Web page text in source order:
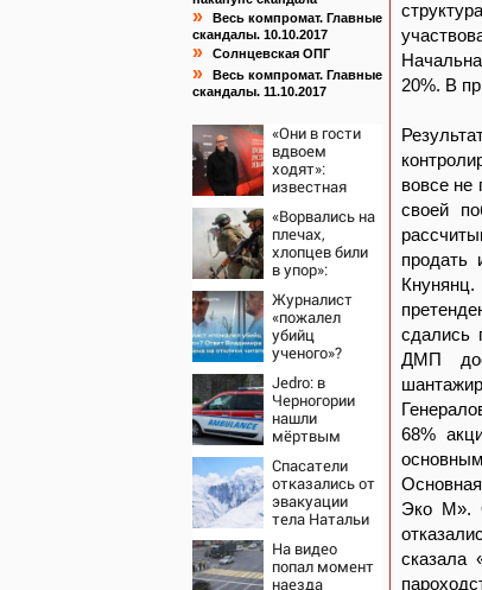
»
Весь компромат. Главные
скандалы. 10.10.2017
» Солнцевская ОПГ
»
Весь компромат. Главные
скандалы. 11.10.2017
«Они в гости
вдвоем
ходят»:
известная
подтвердила
роман
Бондарчука и
Исаковой
«Ворвались на
плечах,
хлопцев били
в упор»:
Дружковка
стала
могильником
для «птах
Мадьяра»
Журналист
«пожалел
убийц
ученого»?
Владимира
Ворсобина на
отклики
читателей
Jedro: в
Черногории
нашли
мёртвым
21-летнего
россиянина
Спасатели
отказались от
эвакуации
тела Натальи
с
семитысячника
На видео
попал момент
наезда
20%. В
вовсе не
своей
продать
сдались
ДМП
68%
Эко М».
сказала